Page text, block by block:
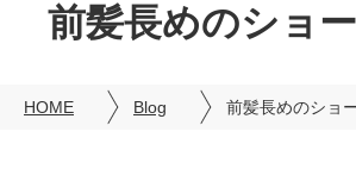
前髪長めのショ
HOME Blog 前髪長めのショ